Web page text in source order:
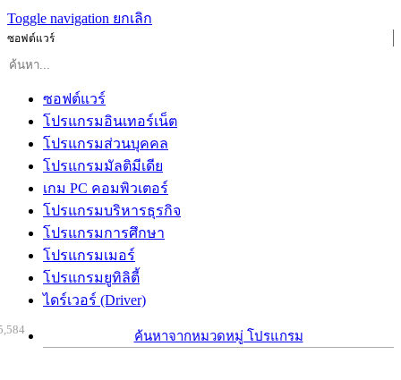
Toggle navigation ยกเลิก
ซอฟต์แวร์
ซอฟต์แวร์
โปรแกรมอินเทอร์เน็ต
โปรแกรมส่วนบุคคล
โปรแกรมมัลติมีเดีย
เกม PC คอมพิวเตอร์
โปรแกรมบริหารธุรกิจ
โปรแกรมการศึกษา
โปรแกรมเมอร์
โปรแกรมยูทิลิตี้
ไดร์เวอร์ (Driver)
ค้นหาจากหมวดหมู่ โปรแกรม